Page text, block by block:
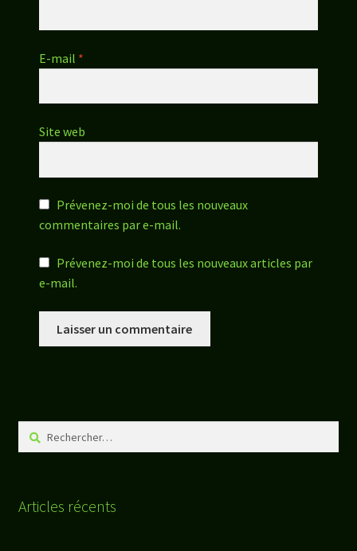
E-mail *
Site web
Prévenez-moi de tous les nouveaux
commentaires par e-mail.
Prévenez-moi de tous les nouveaux articles par
e-mail.
Rechercher :
Articles récents